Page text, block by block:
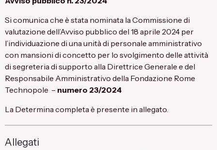
Si comunica che è stata nominata la Commissione di
valutazione dell’Avviso pubblico del 18 aprile 2024 per
l’individuazione di una unità di personale amministrativo
con mansioni di concetto per lo svolgimento delle attività
di segreteria di supporto alla Direttrice Generale e del
Responsabile Amministrativo della Fondazione Rome
Technopole – numero 23/2024
La Determina completa è presente in allegato.
Allegati